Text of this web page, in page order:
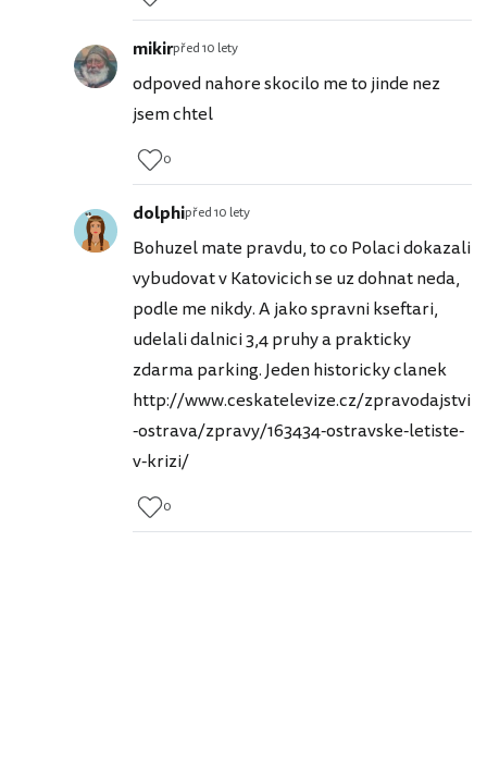
mikirpřed 10 lety
odpoved nahore skocilo me to jinde nez
jsem chtel
0
dolphipřed 10 lety
Bohuzel mate pravdu, to co Polaci dokazali
vybudovat v Katovicich se uz dohnat neda,
podle me nikdy. A jako spravni kseftari,
udelali dalnici 3,4 pruhy a prakticky
zdarma parking. Jeden historicky clanek
http://www.ceskatelevize.cz/zpravodajstvi
-ostrava/zpravy/163434-ostravske-letiste-
v-krizi/
0